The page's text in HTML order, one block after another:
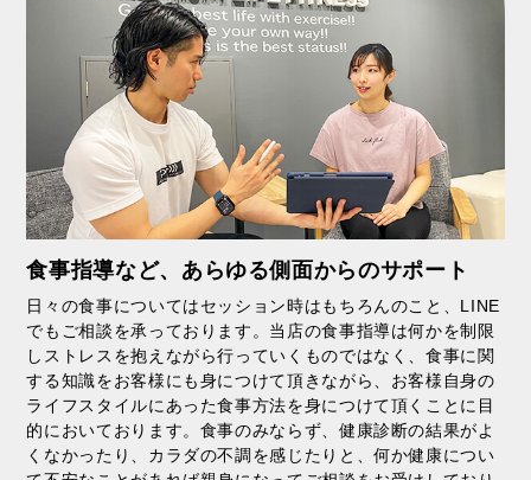
食事指導など、あらゆる側面からのサポート
日々の食事についてはセッション時はもちろんのこと、LINE
でもご相談を承っております。当店の食事指導は何かを制限
しストレスを抱えながら行っていくものではなく、食事に関
する知識をお客様にも身につけて頂きながら、お客様自身の
ライフスタイルにあった食事方法を身につけて頂くことに目
的においております。食事のみならず、健康診断の結果がよ
くなかったり、カラダの不調を感じたりと、何か健康につい